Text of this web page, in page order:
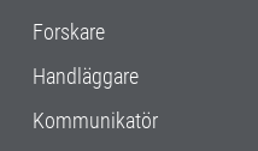
Forskare
Handläggare
Kommunikatör